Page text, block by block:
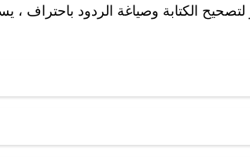
لتصحيح الكتابة وصياغة الردود باحتراف